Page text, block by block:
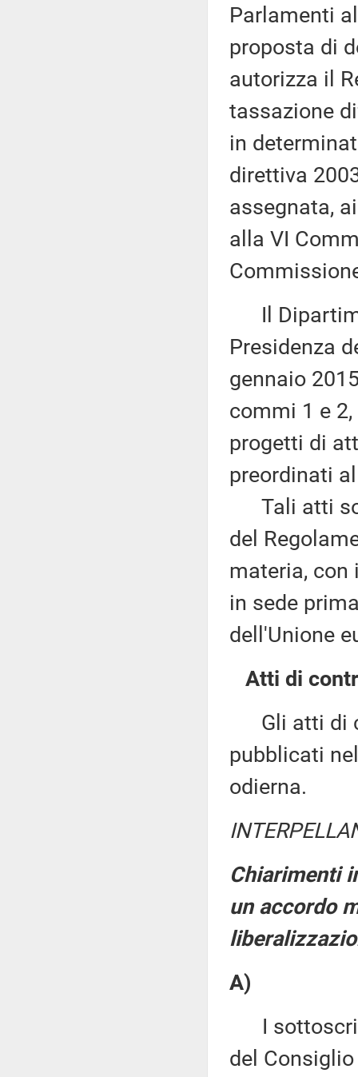
Parlamenti
proposta di
autorizza il
tassazione
in
direttiva
assegnata,
alla VI
Il
Presidenza
gennaio
commi 1 e
progetti di
preordinati
Tali atti
del
materia, con
in sede
dell'Unione
Atti di
Gli atti di
pubblicati
odierna.
Chiarimenti
un accordo
A)
I
del